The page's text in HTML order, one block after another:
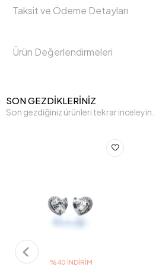
Taksit ve Ödeme Detayları
Ürün Değerlendirmeleri
SON GEZDİKLERİNİZ
Son gezdiğiniz ürünleri tekrar inceleyin.
%40 İNDIRIM